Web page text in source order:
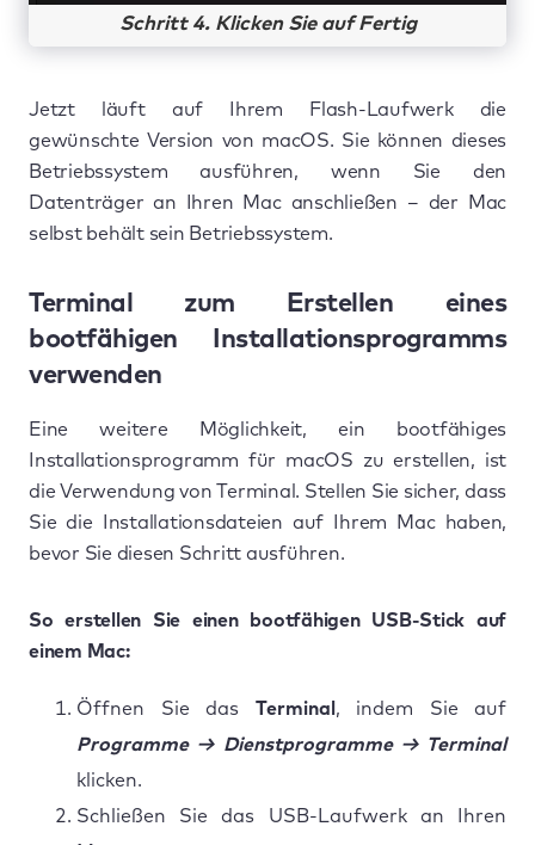
Schritt 4. Klicken Sie auf Fertig
Jetzt läuft auf Ihrem Flash-Laufwerk die
gewünschte Version von macOS. Sie können dieses
Betriebssystem ausführen, wenn Sie den
Datenträger an Ihren Mac anschließen – der Mac
selbst behält sein Betriebssystem.
Terminal zum Erstellen eines
bootfähigen Installationsprogramms
verwenden
Eine weitere Möglichkeit, ein bootfähiges
Installationsprogramm für macOS zu erstellen, ist
die Verwendung von Terminal. Stellen Sie sicher, dass
Sie die Installationsdateien auf Ihrem Mac haben,
bevor Sie diesen Schritt ausführen.
So erstellen Sie einen bootfähigen USB-Stick auf
einem Mac:
Öffnen Sie das Terminal , indem Sie auf
Programme → Dienstprogramme → Terminal
klicken.
Schließen Sie das USB-Laufwerk an Ihren